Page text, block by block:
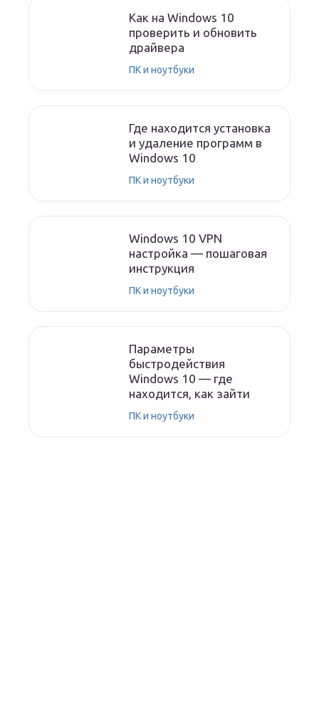
Как на Windows 10
проверить и обновить
драйвера
ПК и ноутбуки
Где находится установка
и удаление программ в
Windows 10
ПК и ноутбуки
Windows 10 VPN
настройка — пошаговая
инструкция
ПК и ноутбуки
Параметры
быстродействия
Windows 10 — где
находится, как зайти
ПК и ноутбуки